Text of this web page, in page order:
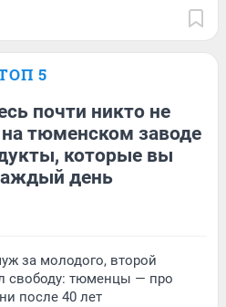
5
почти никто не
тюменском заводе
которые вы
день
за молодого, второй
свободу: тюменцы — про
после 40 лет